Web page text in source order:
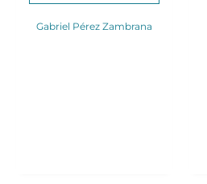
Gabriel Pérez Zambrana